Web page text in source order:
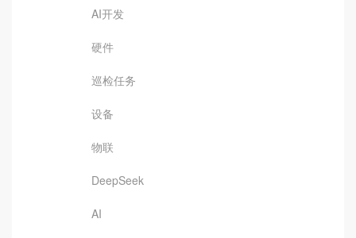
AI开发
硬件
巡检任务
设备
物联
DeepSeek
AI